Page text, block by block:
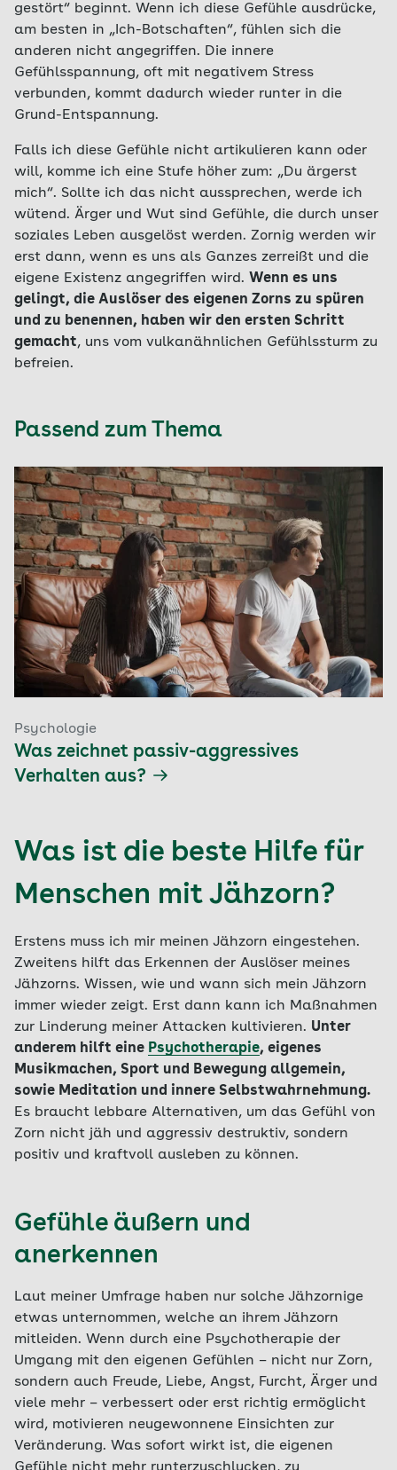
gestört“ beginnt. Wenn ich diese Gefühle ausdrücke,
am besten in „Ich-Botschaften“, fühlen sich die
anderen nicht angegriffen. Die innere
Gefühlsspannung, oft mit negativem Stress
verbunden, kommt dadurch wieder runter in die
Grund-Entspannung.
Falls ich diese Gefühle nicht artikulieren kann oder
will, komme ich eine Stufe höher zum: „Du ärgerst
mich“. Sollte ich das nicht aussprechen, werde ich
wütend. Ärger und Wut sind Gefühle, die durch unser
soziales Leben ausgelöst werden. Zornig werden wir
erst dann, wenn es uns als Ganzes zerreißt und die
eigene Existenz angegriffen wird. Wenn es uns
gelingt, die Auslöser des eigenen Zorns zu spüren
und zu benennen, haben wir den ersten Schritt
gemacht, uns vom vulkanähnlichen Gefühlssturm zu
befreien.
Passend zum Thema
Psychologie
Was zeichnet passiv-aggressives
Verhalten aus?
Was ist die beste Hilfe für
Menschen mit Jähzorn?
Erstens muss ich mir meinen Jähzorn eingestehen.
Zweitens hilft das Erkennen der Auslöser meines
Jähzorns. Wissen, wie und wann sich mein Jähzorn
immer wieder zeigt. Erst dann kann ich Maßnahmen
zur Linderung meiner Attacken kultivieren. Unter
anderem hilft eine Psychotherapie, eigenes
Musikmachen, Sport und Bewegung allgemein,
sowie Meditation und innere Selbstwahrnehmung.
Es braucht lebbare Alternativen, um das Gefühl von
Zorn nicht jäh und aggressiv destruktiv, sondern
positiv und kraftvoll ausleben zu können.
Gefühle äußern und
anerkennen
Laut meiner Umfrage haben nur solche Jähzornige
etwas unternommen, welche an ihrem Jähzorn
mitleiden. Wenn durch eine Psychotherapie der
Umgang mit den eigenen Gefühlen – nicht nur Zorn,
sondern auch Freude, Liebe, Angst, Furcht, Ärger und
viele mehr – verbessert oder erst richtig ermöglicht
wird, motivieren neugewonnene Einsichten zur
Veränderung. Was sofort wirkt ist, die eigenen